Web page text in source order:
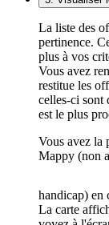
La liste des
pertinence.
plus à vos
Vous avez
restitue les
celles-ci sont
est le plus
Vous avez la
Mappy (non
handicap) en
La carte